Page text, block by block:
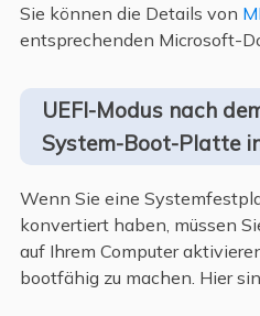
Sie können die Details von
entsprechenden Microsoft-
UEFI-Modus nach
System-Boot-Platte
Wenn Sie eine
konvertiert haben, müssen
auf Ihrem Computer
bootfähig zu machen. Hier